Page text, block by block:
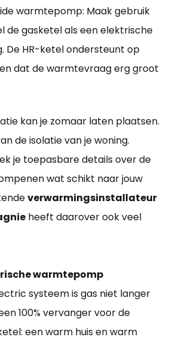
warmtepomp: Maak gebruik
de gasketel als een elektrische
De HR-ketel ondersteunt op
dat de warmtevraag erg groot
kan je zomaar laten plaatsen.
de isolatie van je woning.
je toepasbare details over de
wat schikt naar jouw
verwarmingsinstallateur
heeft daarover ook veel
warmtepomp
systeem is gas niet langer
100% vervanger voor de
een warm huis en warm